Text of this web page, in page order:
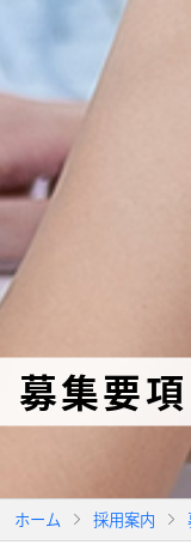
募集要項
ホーム 採用案内